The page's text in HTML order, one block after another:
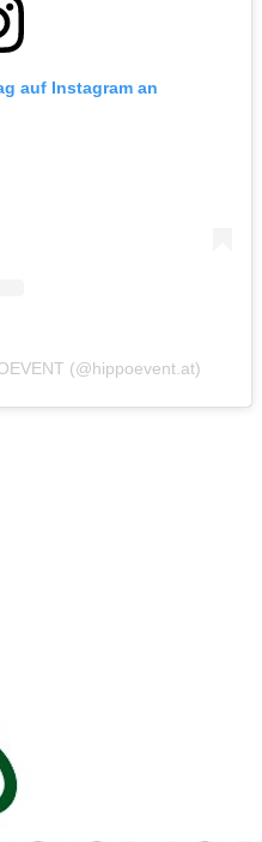
auf Instagram an
(@hippoevent.at)